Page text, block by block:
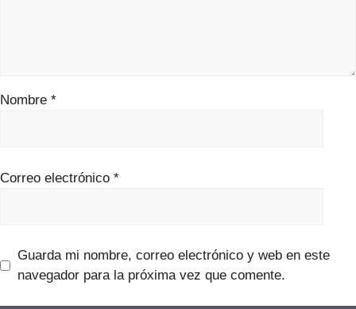
Nombre *
Correo electrónico *
Guarda mi nombre, correo electrónico y web en este
navegador para la próxima vez que comente.